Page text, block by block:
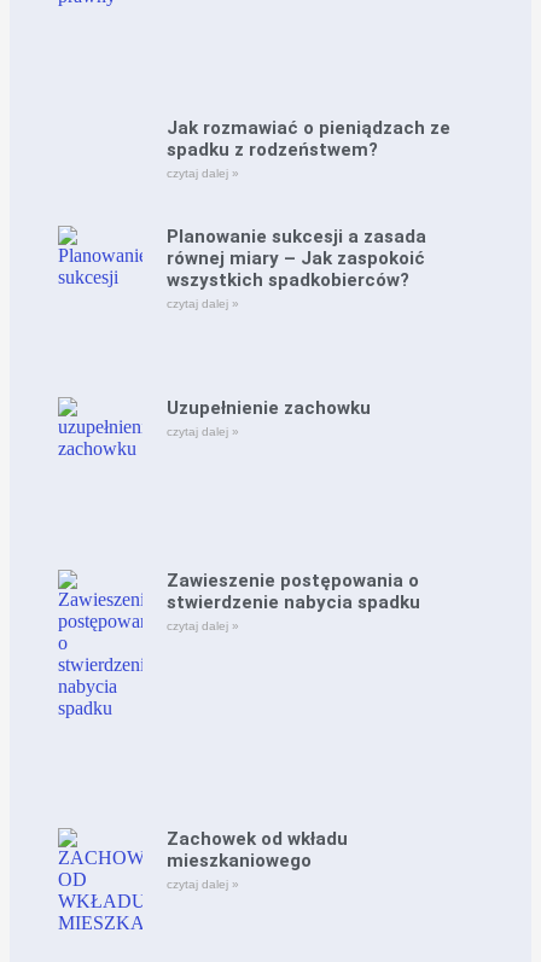
Jak rozmawiać o pieniądzach ze
spadku z rodzeństwem?
czytaj dalej »
Planowanie sukcesji a zasada
równej miary – Jak zaspokoić
wszystkich spadkobierców?
czytaj dalej »
Uzupełnienie zachowku
czytaj dalej »
Zawieszenie postępowania o
stwierdzenie nabycia spadku
czytaj dalej »
Zachowek od wkładu
mieszkaniowego
czytaj dalej »